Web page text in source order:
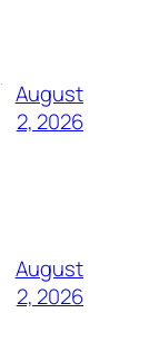
August
2, 2026
August
2, 2026